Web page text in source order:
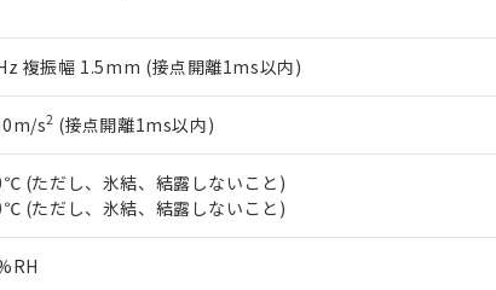
複振幅 1.5mm (接点開離1ms以内)
s2 (接点開離1ms以内)
(ただし、氷結、結露しないこと)
(ただし、氷結、結露しないこと)
（10物質）の非含有証明書
有証明書（当社基準）
行日時点で非含有を証明するもので、過去に遡って非含有
ら備考欄に対応日を記載しておりました。
対応品への在庫切替を完了していることから、特段のこと
ります。